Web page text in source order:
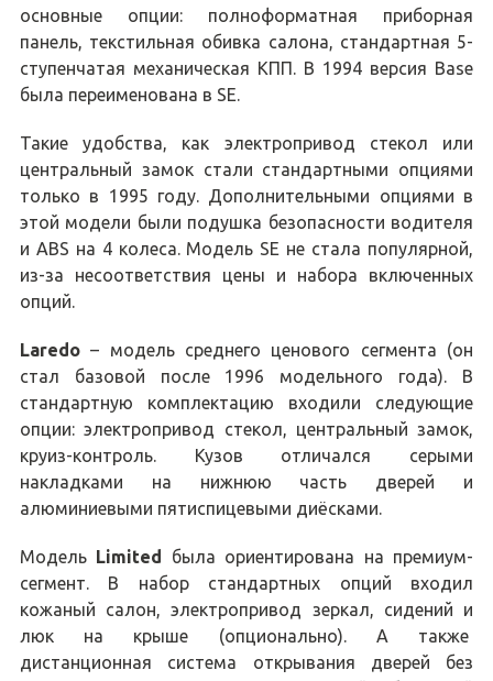
основные опции: полноформатная приборная
панель, текстильная обивка салона, стандартная 5-
ступенчатая механическая КПП. В 1994 версия Base
была переименована в SE.
Такие удобства, как электропривод стекол или
центральный замок стали стандартными опциями
только в 1995 году. Дополнительными опциями в
этой модели были подушка безопасности водителя
и ABS на 4 колеса. Модель SE не стала популярной,
из-за несоответствия цены и набора включенных
опций.
Laredo– модель среднего ценового сегмента (он
стал базовой после 1996 модельного года). В
стандартную комплектацию входили следующие
опции: электропривод стекол, центральный замок,
круиз-контроль. Кузов отличался серыми
накладками на нижнюю часть дверей и
алюминиевыми пятиспицевыми диёсками.
Модель Limited
была ориентирована на премиум-
сегмент. В набор стандартных опций входил
кожаный салон, электропривод зеркал, сидений и
люк на крыше (опционально). А также
дистанционная система открывания дверей без